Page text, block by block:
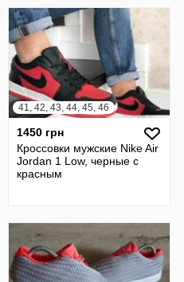
41, 42, 43, 44, 45, 46
1450 грн
Кроссовки мужские Nike Air
Jordan 1 Low, черные с
красным